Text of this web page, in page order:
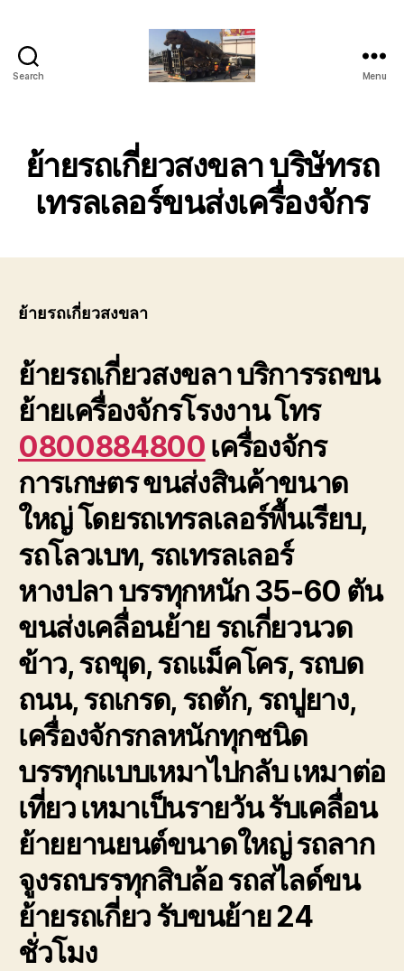
Search
เทรล
เลอ
ร์
Menu
ย้ายรถเกี่ยวสงขลา บริษัทรถ
เทรลเลอร์ขนส่งเครื่องจักร
ย้ายรถเกี่ยวสงขลา
ย้ายรถเกี่ยวสงขลาบริการรถขน
ย้ายเครื่องจักรโรงงาน โทร
0800884800 เครื่องจักร
การเกษตร ขนส่งสินค้าขนาด
ใหญ่ โดยรถเทรลเลอร์พื้นเรียบ,
รถโลวเบท, รถเทรลเลอร์
หางปลา บรรทุกหนัก 35-60 ตัน
ขนส่งเคลื่อนย้าย รถเกี่ยวนวด
ข้าว, รถขุด, รถแม็คโคร, รถบด
ถนน, รถเกรด, รถตัก, รถปูยาง,
เครื่องจักรกลหนักทุกชนิด
บรรทุกแบบเหมาไปกลับ เหมาต่อ
เที่ยว เหมาเป็นรายวัน รับเคลื่อน
ย้ายยานยนต์ขนาดใหญ่ รถลาก
จูงรถบรรทุกสิบล้อ รถสไลด์ขน
ย้ายรถเกี่ยว รับขนย้าย 24
ชั่วโมง